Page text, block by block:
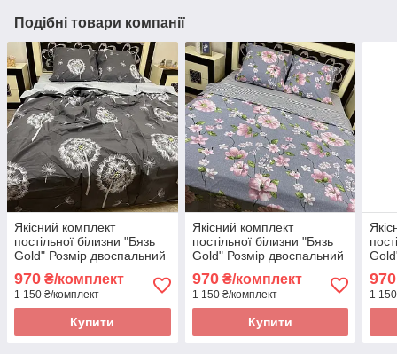
Подібні товари компанії
Якісний комплект
постільної білизни "Бязь
Gold" Розмір двоспальний
180 * 215
970 ₴/комплект
1 150 ₴/комплект
Купити
Якісний комплект
постільної білизни "Бязь
Gold" Розмір двоспальний
180 * 215
970₴/комплект
1 150 ₴/комплект
Купити
180
970
1